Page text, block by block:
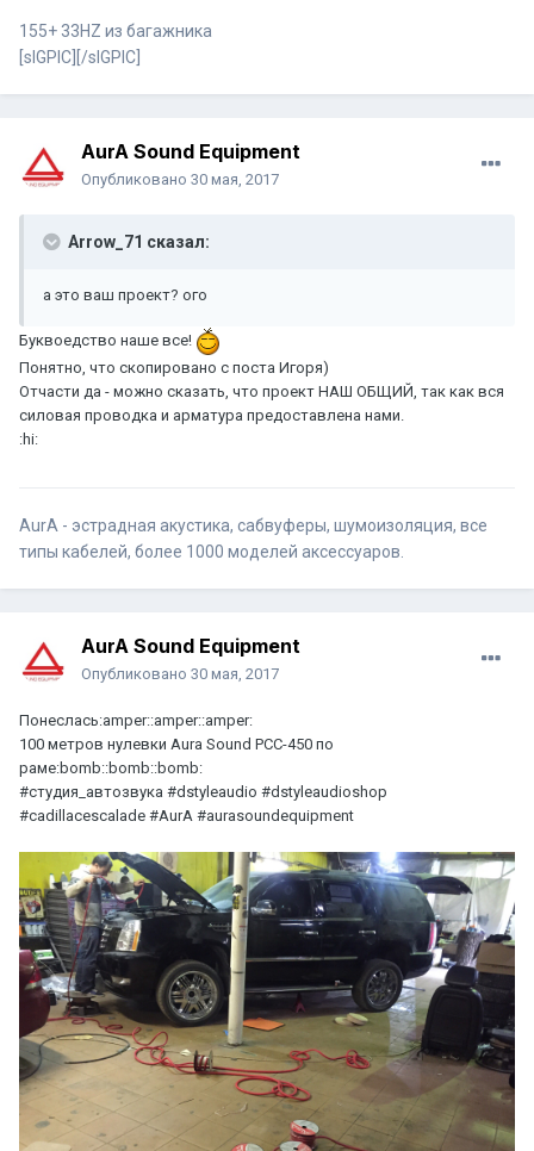
155+ 33HZ из багажника
[sIGPIC][/sIGPIC]
AurA Sound Equipment
Опубликовано 30 мая, 2017
Arrow_71 сказал:
а это ваш проект? ого
Буквоедство наше все!
Понятно, что скопировано с поста Игоря)
Отчасти да - можно сказать, что проект НАШ ОБЩИЙ, так как вся
силовая проводка и арматура предоставлена нами.
:hi:
AurA - эстрадная акустика, сабвуферы, шумоизоляция, все
типы кабелей, более 1000 моделей аксессуаров.
AurA Sound Equipment
Опубликовано 30 мая, 2017
Понеслась:amper::amper::amper:
100 метров нулевки Aura Sound PCC-450 по
раме:bomb::bomb::bomb:
#студия_автозвука #dstyleaudio #dstyleaudioshop
#cadillacescalade #AurA #aurasoundequipment